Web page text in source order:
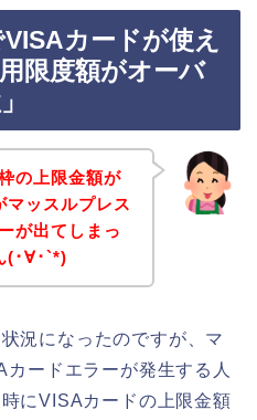
カードが使え
限度額がオーバ
の上限金額が
マッスルプレス
が出てしまっ
(･∀･`*)
況になったのですが、マ
ードエラーが発生する人
にVISAカードの上限金額